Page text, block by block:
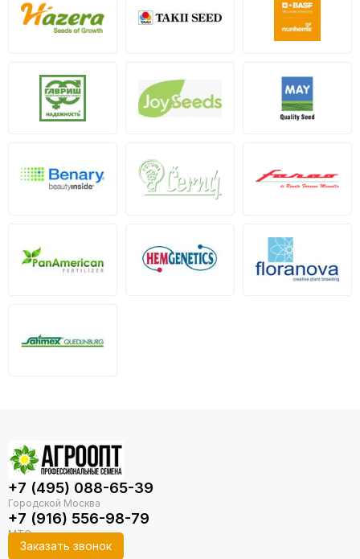
+7 (495) 088-65-39
+7 (916) 556-98-79
Заказать звонок